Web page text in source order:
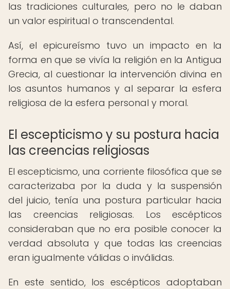
las tradiciones culturales, pero no le daban
un valor espiritual o transcendental.
Así, el epicureísmo tuvo un impacto en la
forma en que se vivía la religión en la Antigua
Grecia, al cuestionar la intervención divina en
los asuntos humanos y al separar la esfera
religiosa de la esfera personal y moral.
El escepticismo y su postura hacia
las creencias religiosas
El escepticismo, una corriente filosófica que se
caracterizaba por la duda y la suspensión
del juicio, tenía una postura particular hacia
las creencias religiosas. Los escépticos
consideraban que no era posible conocer la
verdad absoluta y que todas las creencias
eran igualmente válidas o inválidas.
En este sentido, los escépticos adoptaban